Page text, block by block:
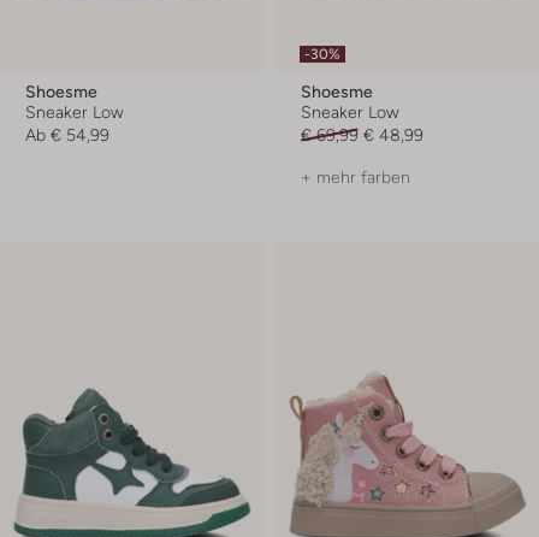
Shoesme
Sneaker Low
Ab € 54,99
-30%
Shoesme
Sneaker Low
€ 69,99 € 48,99
+ mehr farben